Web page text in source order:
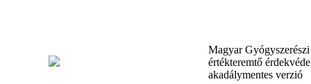
Magyar
értékteremtő
akadálymentes verzió